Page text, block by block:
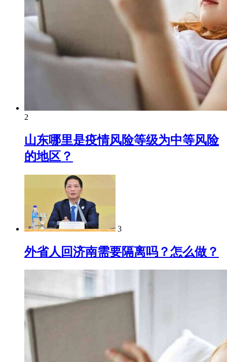
2
山东哪里是疫情风险等级为中等风险
的地区？
3
外省人回济南需要隔离吗？怎么做？